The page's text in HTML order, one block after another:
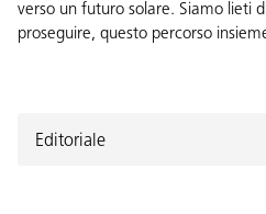
verso un futuro solare. Siamo lieti
proseguire, questo percorso